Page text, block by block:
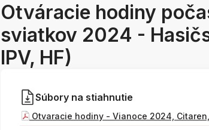
Otváracie hodiny
sviatkov 2024 -
IPV, HF)
Súbory na stiahnutie
Otvaracie hodiny - Vianoce 2024,